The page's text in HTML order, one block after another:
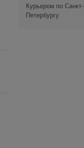
Курьером по Санкт-
Петербургу